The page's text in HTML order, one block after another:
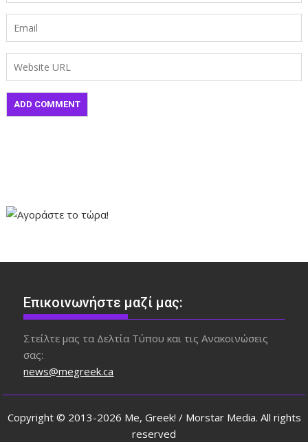
Επικοινωνήστε μαζί μας:
Στείλτε μας τα Δελτία Τύπου και τις Ανακοινώσεις
σας:
news@megreek.ca
Copyright © 2013-2026 Me, Greek! / Morstar Media. All rights
reserved